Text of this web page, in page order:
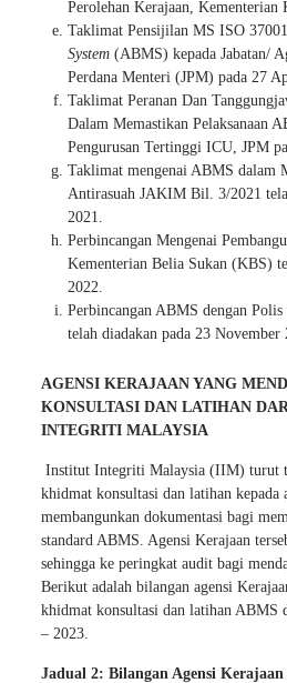
Perolehan Kerajaan, Kementerian
Taklimat Pensijilan MS ISO 37001
System (ABMS) kepada Jabatan/
Perdana Menteri (JPM) pada 27
Taklimat Peranan Dan
Dalam Memastikan Pelaksanaan
Pengurusan Tertinggi ICU, JPM
Taklimat mengenai ABMS dalam
Antirasuah JAKIM Bil. 3/2021
2021.
Perbincangan Mengenai
Kementerian Belia Sukan (KBS)
2022.
Perbincangan ABMS dengan
telah diadakan pada 23 November
AGENSI KERAJAAN YANG
KONSULTASI DAN LATIHAN
INTEGRITI MALAYSIA
Institut Integriti Malaysia (IIM) turut
khidmat konsultasi dan latihan kepada
membangunkan dokumentasi bagi
standard ABMS. Agensi Kerajaan
sehingga ke peringkat audit bagi
Berikut adalah bilangan agensi
khidmat konsultasi dan latihan ABMS
– 2023.
Jadual 2: Bilangan Agensi